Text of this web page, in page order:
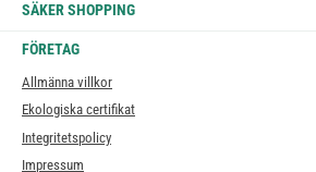
SÄKER SHOPPING
FÖRETAG
Allmänna villkor
Ekologiska certifikat
Integritetspolicy
Impressum